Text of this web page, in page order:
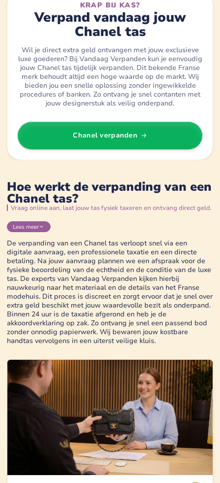
KRAP BIJ KAS?
Verpand vandaag jouw
Chanel tas
Wil je direct extra geld ontvangen met jouw exclusieve
luxe goederen? Bij Vandaag Verpanden kun je eenvoudig
jouw Chanel tas tijdelijk verpanden. Dit bekende Franse
merk behoudt altijd een hoge waarde op de markt. Wij
bieden jou een snelle oplossing zonder ingewikkelde
procedures of banken. Zo ontvang je snel contanten met
jouw designerstuk als veilig onderpand.
Chanel verpanden
Hoe werkt de verpanding van een
Chanel tas?
Vraag online aan, laat jouw tas fysiek taxeren en ontvang direct geld.
Lees meer
De verpanding van een Chanel tas verloopt snel via een
digitale aanvraag, een professionele taxatie en een directe
betaling. Na jouw aanvraag plannen we een afspraak voor de
fysieke beoordeling van de echtheid en de conditie van de luxe
tas. De experts van Vandaag Verpanden kijken hierbij
nauwkeurig naar het materiaal en de details van het Franse
modehuis. Dit proces is discreet en zorgt ervoor dat je snel over
extra geld beschikt met jouw waardevolle bezit als onderpand.
Binnen 24 uur is de taxatie afgerond en heb je de
akkoordverklaring op zak. Zo ontvang je snel een passend bod
zonder onnodig papierwerk. Wij bewaren jouw kostbare
handtas vervolgens in een uiterst veilige kluis.